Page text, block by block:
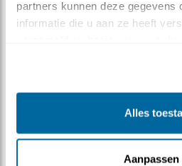
partners kunnen deze gegevens
informatie die u aan ze heeft
Alles
Aanpassen
Blog: Piet J. van den Hout |
DEEL DIT BERICHT